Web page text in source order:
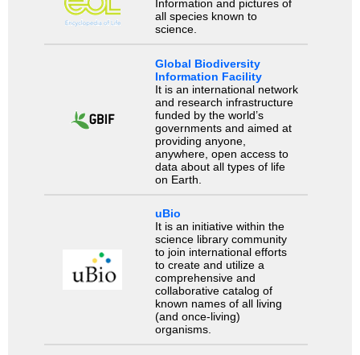
Information and pictures of
all species known to
science.
Global Biodiversity
Information Facility
It is an international network
and research infrastructure
funded by the world’s
governments and aimed at
providing anyone,
anywhere, open access to
data about all types of life
on Earth.
uBio
It is an initiative within the
science library community
to join international efforts
to create and utilize a
comprehensive and
collaborative catalog of
known names of all living
(and once-living)
organisms.